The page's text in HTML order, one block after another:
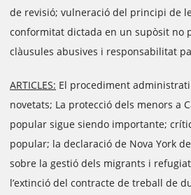
de revisió; vulneració del principi de
conformitat dictada en un supòsit no
clàusules abusives i responsabilitat
ARTICLES: El procediment
novetats; La protecció dels menors a
popular sigue siendo importante;
popular; la declaració de Nova York
sobre la gestió dels migrants i
l’extinció del contracte de treball de